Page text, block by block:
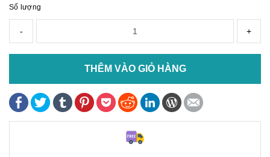
Số lượng
- +
THÊM VÀO GIỎ HÀNG